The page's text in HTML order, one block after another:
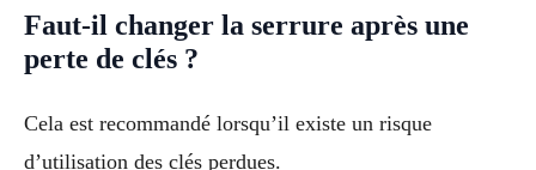
Faut-il changer la serrure après une
perte de clés ?
Cela est recommandé lorsqu’il existe un risque
d’utilisation des clés perdues.